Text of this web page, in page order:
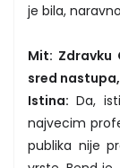
je bila,
Mit: Zdravku
sred
Istina:Da,
najvecim
publika nije